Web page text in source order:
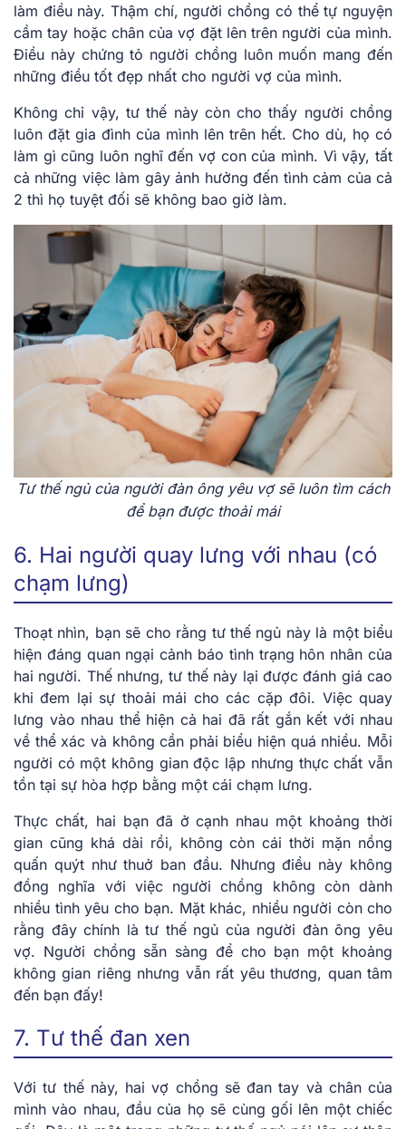
làm điều này. Thậm chí, người chồng có thể tự nguyện
cầm tay hoặc chân của vợ đặt lên trên người của mình.
Điều này chứng tỏ người chồng luôn muốn mang đến
những điều tốt đẹp nhất cho người vợ của mình.
Không chỉ vậy, tư thế này còn cho thấy người chồng
luôn đặt gia đình của mình lên trên hết. Cho dù, họ có
làm gì cũng luôn nghĩ đến vợ con của mình. Vì vậy, tất
cả những việc làm gây ảnh hưởng đến tình cảm của cả
2 thì họ tuyệt đối sẽ không bao giờ làm.
Tư thế ngủ của người đàn ông yêu vợ sẽ luôn tìm cách
để bạn được thoải mái
6. Hai người quay lưng với nhau (có
chạm lưng)
Thoạt nhìn, bạn sẽ cho rằng tư thế ngủ này là một biểu
hiện đáng quan ngại cảnh báo tình trạng hôn nhân của
hai người. Thế nhưng, tư thế này lại được đánh giá cao
khi đem lại sự thoải mái cho các cặp đôi. Việc quay
lưng vào nhau thể hiện cả hai đã rất gắn kết với nhau
về thể xác và không cần phải biểu hiện quá nhiều. Mỗi
người có một không gian độc lập nhưng thực chất vẫn
tồn tại sự hòa hợp bằng một cái chạm lưng.
Thực chất, hai bạn đã ở cạnh nhau một khoảng thời
gian cũng khá dài rồi, không còn cái thời mặn nồng
quấn quýt như thuở ban đầu. Nhưng điều này không
đồng nghĩa với việc người chồng không còn dành
nhiều tình yêu cho bạn. Mặt khác, nhiều người còn cho
rằng đây chính làtư thế ngủ của người đàn ông yêu
vợ. Người chồng sẵn sàng để cho bạn một khoảng
không gian riêng nhưng vẫn rất yêu thương, quan tâm
đến bạn đấy!
7. Tư thế đan xen
Với tư thế này, hai vợ chồng sẽ đan tay và chân của
mình vào nhau, đầu của họ sẽ cùng gối lên một chiếc